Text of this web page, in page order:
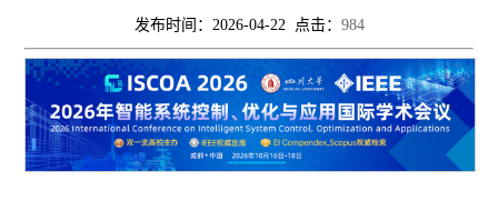
发布时间：2026-04-22 点击： 984